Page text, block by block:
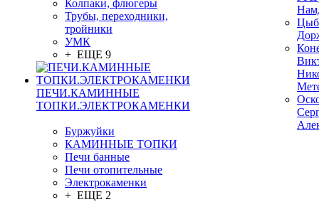
Колпаки, флюгеры
Трубы, переходники,
тройники
УМК
+ ЕЩЕ 9
ПЕЧИ.КАМИННЫЕ
ТОПКИ.ЭЛЕКТРОКАМЕНКИ
Буржуйки
КАМИННЫЕ ТОПКИ
Печи банные
Печи отопительные
Электрокаменки
+ ЕЩЕ 2